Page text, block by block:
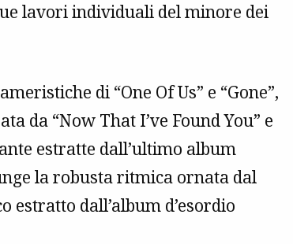
lavori individuali del minore dei
di “One Of Us” e “Gone”,
da “Now That I’ve Found You” e
estratte dall’ultimo album
la robusta ritmica ornata dal
estratto dall’album d’esordio